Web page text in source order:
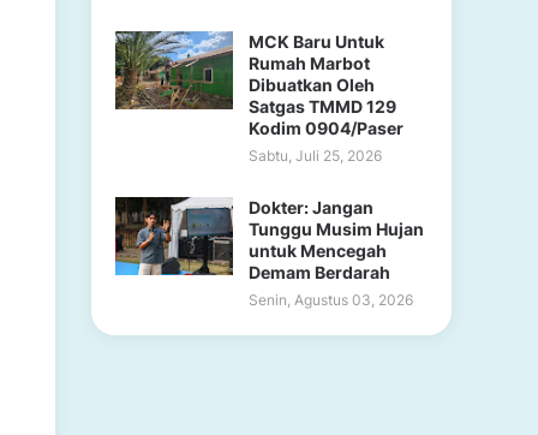
MCK Baru Untuk
Rumah Marbot
Dibuatkan Oleh
Satgas TMMD 129
Kodim 0904/Paser
Sabtu, Juli 25, 2026
Dokter: Jangan
Tunggu Musim Hujan
untuk Mencegah
Demam Berdarah
Senin, Agustus 03, 2026